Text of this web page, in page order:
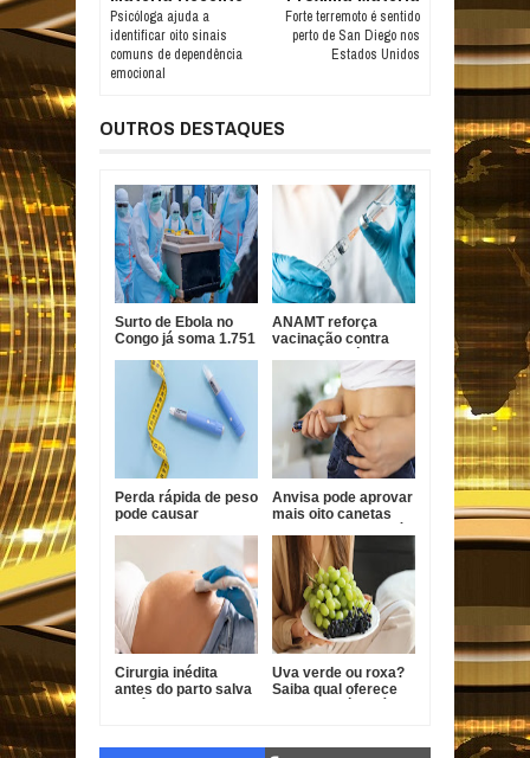
Psicóloga ajuda a
identificar oito sinais
comuns de dependência
emocional
Forte terremoto é sentido
perto de San Diego nos
Estados Unidos
OUTROS DESTAQUES
Surto de Ebola no
Congo já soma 1.751
ANAMT reforça
vacinação contra
em São Paulo
Perda rápida de peso
pode causar
têmporas, alertam
especialistas
Anvisa pode aprovar
mais oito canetas
2026
Cirurgia inédita
antes do parto salva
Uva verde ou roxa?
Saiba qual oferece